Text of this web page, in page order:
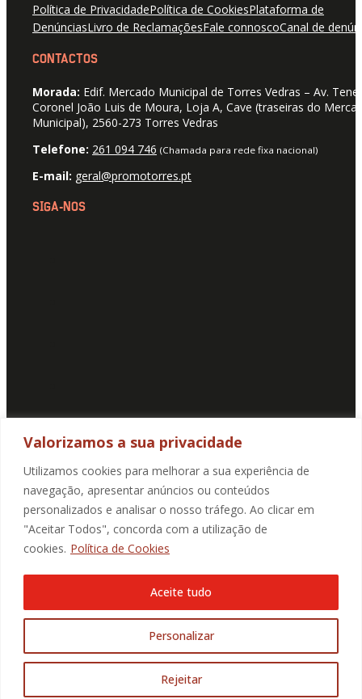
Valorizamos a sua privacidade
Utilizamos cookies para melhorar a sua experiência de
navegação, apresentar anúncios ou conteúdos
personalizados e analisar o nosso tráfego. Ao clicar em
"Aceitar Todos", concorda com a utilização de
cookies. Política de Cookies
Personalizar
Rejeitar
Aceite tudo
Política de PrivacidadePolítica de CookiesPlataforma de
DenúnciasLivro de ReclamaçõesFale connoscoCanal de
CONTACTOS
Morada: Edif. Mercado Municipal de Torres Vedras – Av.
Coronel João Luis de Moura, Loja A, Cave (traseiras do
Municipal), 2560-273 Torres Vedras
Telefone: 261 094 746 (Chamada para rede fixa nacional)
E-mail: geral@promotorres.pt
SIGA-NOS
SUBSCREVA A NOSSA NEWSLETTER
E-mail
Ao marcar a caixa de verificação, autorizo de forma
explícita livre, informada e especificada, a recolha e
tratamento dos meus dados pessoais para receber
Politica de Privacidade